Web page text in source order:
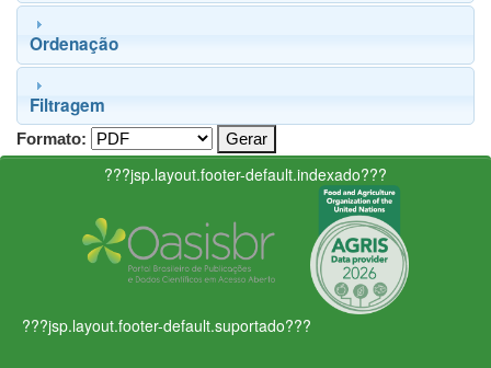
Ordenação
Filtragem
Formato:
???jsp.layout.footer-default.indexado???
???jsp.layout.footer-default.suportado???